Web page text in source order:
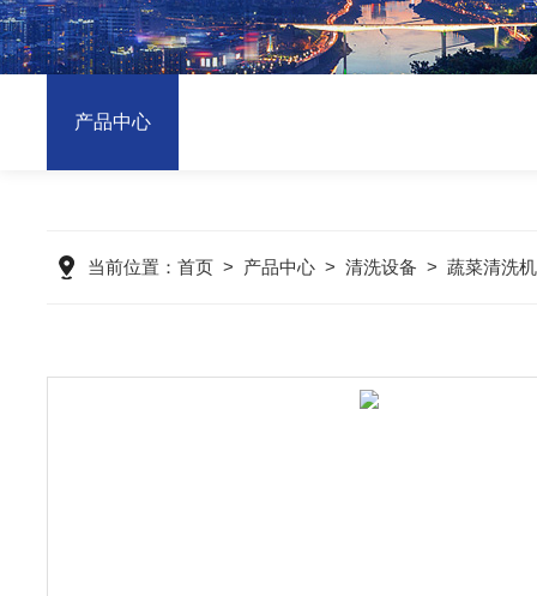
产品中心
当前位置： 首页 > 产品中心 > 清洗设备 > 蔬菜清洗机